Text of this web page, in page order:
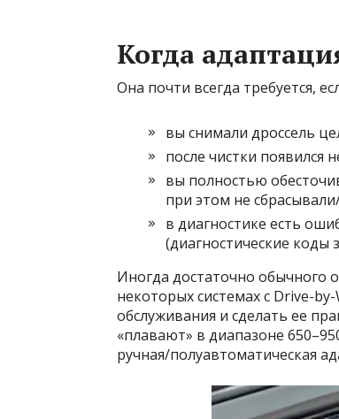
Когда
Она почти всегда требуется,
вы снимали дроссель
после чистки появился
вы полностью
при этом не
в диагностике есть
(диагностические коды
Иногда достаточно обычного
некоторых системах с Drive-
обслуживания и сделать ее
«плавают» в диапазоне
ручная/полуавтоматическая